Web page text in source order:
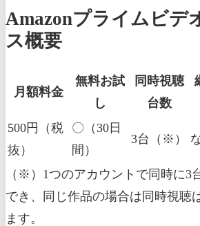
Amazonプライムビデ
ス概要
月額料金
無料お試
し
同時視聴
台数
500円（税
抜）
〇（30日
間）
3台（※）
（※）1つのアカウントで同時に3
でき、同じ作品の場合は同時視聴
ます。